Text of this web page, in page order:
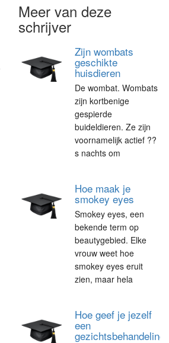
Meer van deze
schrijver
Zijn wombats
geschikte
huisdieren
De wombat. Wombats
zijn kortbenige
gespierde
buideldieren. Ze zijn
voornamelijk actief ??
s nachts om
Hoe maak je
smokey eyes
Smokey eyes, een
bekende term op
beautygebied. Elke
vrouw weet hoe
smokey eyes eruit
zien, maar hela
Hoe geef je jezelf
een
gezichtsbehandeling